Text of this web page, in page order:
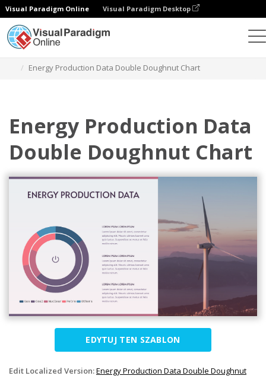
Visual Paradigm Online Visual Paradigm Desktop
Energy Production Data Double Doughnut Chart
Energy Production Data
Double Doughnut Chart
EDYTUJ TEN SZABLON
Edit Localized Version:Energy Production Data Double Doughnut